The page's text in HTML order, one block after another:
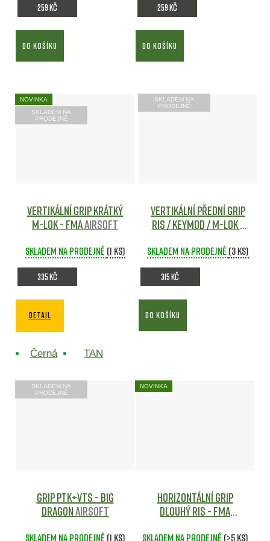
259 Kč
DO KOŠÍKU
259 Kč
DO KOŠÍKU
NOVINKA
SKLADEM NA
PRODEJNĚ
Vertikální grip krátký
M-LOK - FMAAirsoft
Skladem na prodejně (1 ks)
335 Kč
DETAIL
Černá TAN
SKLADEM NA
PRODEJNĚ
Vertikální přední grip
RIS / KeyMod / M-LOK –
Skladem na prodejně (3 ks)
315 Kč
DO KOŠÍKU
SKLADEM NA
PRODEJNĚ
Grip PTK+VTS - Big
DragonAirsoft
Skladem na prodejně (1 ks)
NOVINKA
Horizontální grip
dlouhý RIS - FMA
Skladem na prodejně (>5 ks)